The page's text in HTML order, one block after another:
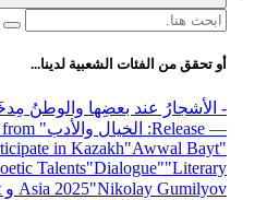
البحث
أو تحقق من الفئات الشعبية لدينا...
- الأشجارُ عند بعضِها والوطنُ
— Release
: الخيال والأدب
from
in Kazakh"Awwal Bayt"
Talents"Dialogue""Literary
Asia 2025"Nikolay Gumilyov و poet